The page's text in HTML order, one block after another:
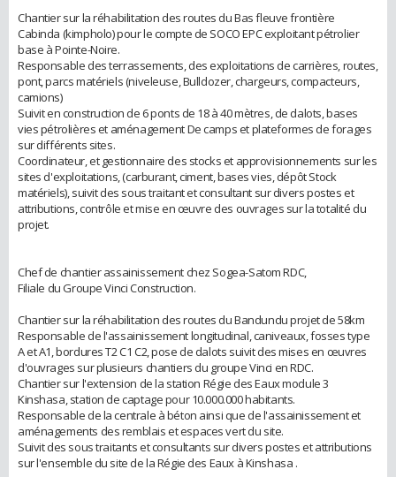
Chantier sur la réhabilitation des routes du Bas fleuve frontière
Cabinda (kimpholo) pour le compte de SOCO EPC exploitant pétrolier
base à Pointe-Noire.
Responsable des terrassements, des exploitations de carrières, routes,
pont, parcs matériels (niveleuse, Bulldozer, chargeurs, compacteurs,
camions)
Suivit en construction de 6 ponts de 18 à 40 mètres, de dalots, bases
vies pétrolières et aménagement De camps et plateformes de forages
sur différents sites.
Coordinateur, et gestionnaire des stocks et approvisionnements sur les
sites d'exploitations, (carburant, ciment, bases vies, dépôt Stock
matériels), suivit des sous traitant et consultant sur divers postes et
attributions, contrôle et mise en œuvre des ouvrages sur la totalité du
projet.
Chef de chantier assainissement chez Sogea-Satom RDC,
Filiale du Groupe Vinci Construction.
Chantier sur la réhabilitation des routes du Bandundu projet de 58km
Responsable de l'assainissement longitudinal, caniveaux, fosses type
A et A1, bordures T2 C1 C2, pose de dalots suivit des mises en œuvres
d'ouvrages sur plusieurs chantiers du groupe Vinci en RDC.
Chantier sur l'extension de la station Régie des Eaux module 3
Kinshasa, station de captage pour 10.000.000 habitants.
Responsable de la centrale à béton ainsi que de l'assainissement et
aménagements des remblais et espaces vert du site.
Suivit des sous traitants et consultants sur divers postes et attributions
sur l'ensemble du site de la Régie des Eaux à Kinshasa .